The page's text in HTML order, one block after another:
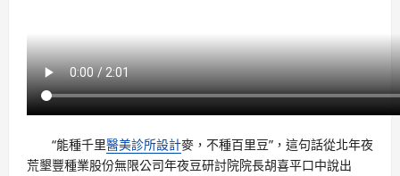
“能種千里醫美診所設計麥，不種百里豆”，這句話從北年夜
荒墾豐種業股份無限公司年夜豆研討院院長胡喜平口中說出